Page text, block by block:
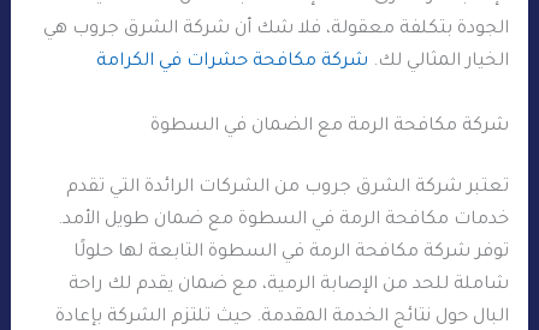
الجودة بتكلفة معقولة، فلا شك أن شركة الشرق جروب هي
الخيار المثالي لك. شركة مكافحة حشرات في الكرامة
شركة مكافحة الرمة مع الضمان في السطوة
تعتبر شركة الشرق جروب من الشركات الرائدة التي تقدم
خدمات مكافحة الرمة في السطوة مع ضمان طويل الأمد.
توفر شركة مكافحة الرمة في السطوة التابعة لها حلولًا
شاملة للحد من الإصابة الرمية، مع ضمان يقدم لك راحة
البال حول نتائج الخدمة المقدمة. حيث تلتزم الشركة بإعادة